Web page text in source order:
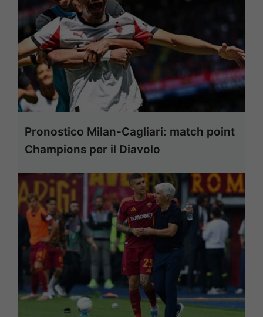
Pronostico Milan-Cagliari: match point
Champions per il Diavolo